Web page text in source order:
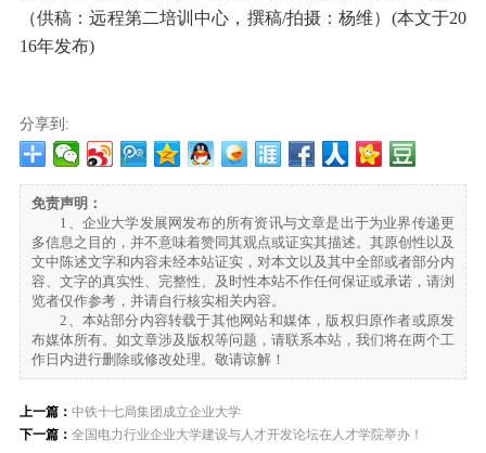
（供稿：远程第二培训中心，撰稿/拍摄：杨维）(本文于20
16年发布)
分享到:
免责声明：
1、企业大学发展网发布的所有资讯与文章是出于为业界传递更
多信息之目的，并不意味着赞同其观点或证实其描述。其原创性以及
文中陈述文字和内容未经本站证实，对本文以及其中全部或者部分内
容、文字的真实性、完整性、及时性本站不作任何保证或承诺，请浏
览者仅作参考，并请自行核实相关内容。
2、本站部分内容转载于其他网站和媒体，版权归原作者或原发
布媒体所有。如文章涉及版权等问题，请联系本站，我们将在两个工
作日内进行删除或修改处理。敬请谅解！
上一篇： 中铁十七局集团成立企业大学
下一篇： 全国电力行业企业大学建设与人才开发论坛在人才学院举办！